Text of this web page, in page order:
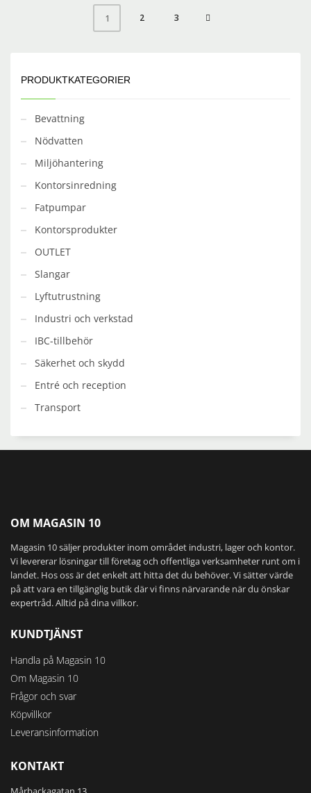
1 2 3
PRODUKTKATEGORIER
Bevattning
Nödvatten
Miljöhantering
Kontorsinredning
Fatpumpar
Kontorsprodukter
OUTLET
Slangar
Lyftutrustning
Industri och verkstad
IBC-tillbehör
Säkerhet och skydd
Entré och reception
Transport
OM MAGASIN 10
Magasin 10 säljer produkter inom området industri, lager och kontor.
Vi levererar lösningar till företag och offentliga verksamheter runt om i
landet. Hos oss är det enkelt att hitta det du behöver. Vi sätter värde
på att vara en tillgänglig butik där vi finns närvarande när du önskar
expertråd. Alltid på dina villkor.
KUNDTJÄNST
Handla på Magasin 10
Om Magasin 10
Frågor och svar
Köpvillkor
Leveransinformation
KONTAKT